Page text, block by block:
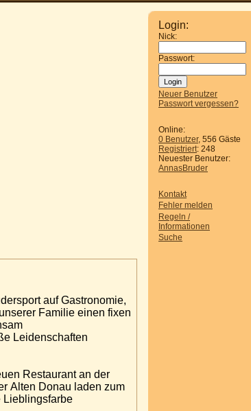
Login:
Nick:
Passwort:
Neuer Benutzer
Passwort vergessen?
Online:
0 Benutzer, 556 Gäste
Registriert: 248
Neuester Benutzer:
AnnasBruder
Kontakt
Fehler melden
Regeln /
Informationen
Suche
auf Gastronomie,
Familie einen fixen
Leidenschaften
Restaurant an der
Alten Donau laden zum
Lieblingsfarbe